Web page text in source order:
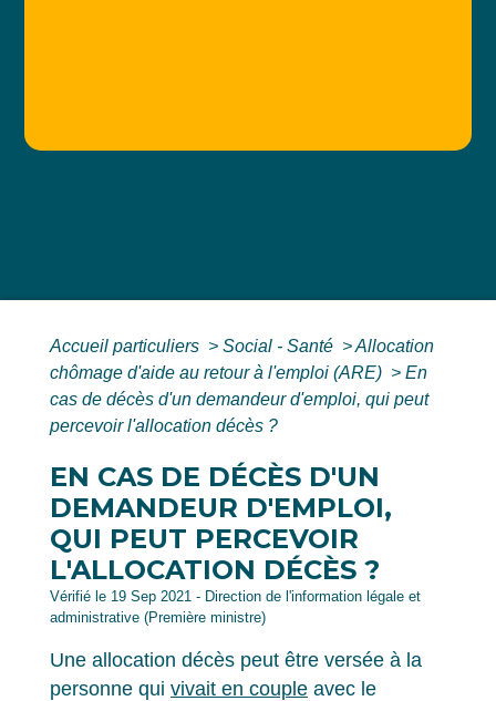
Accueil particuliers > Social - Santé >Allocation
chômage d'aide au retour à l'emploi (ARE) > En
cas de décès d'un demandeur d'emploi, qui peut
percevoir l'allocation décès ?
EN CAS DE DÉCÈS D'UN
DEMANDEUR D'EMPLOI,
QUI PEUT PERCEVOIR
L'ALLOCATION DÉCÈS ?
Vérifié le 19 Sep 2021 - Direction de l'information légale et
administrative (Première ministre)
Une allocation décès peut être versée à la
personne qui vivait en couple avec le